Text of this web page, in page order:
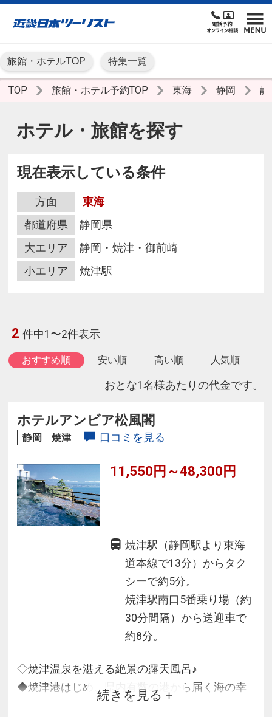
旅館・ホテルTOP 特集一覧
TOP 旅館・ホテル予約TOP 東海 静岡 静
ホテル・旅館を探す
現在表示している条件
方面
東海
都道府県
静岡県
大エリア
静岡・焼津・御前崎
小エリア
焼津駅
2 件中1〜2件表示
おすすめ順 安い順 高い順 人気順
おとな1名様あたりの代金です。
ホテルアンビア松風閣
静岡 焼津 口コミを見る
11,550円～48,300円
焼津駅（静岡駅より東海
道本線で13分）からタク
シーで約5分。
焼津駅南口5番乗り場（約
30分間隔）から送迎車で
約8分。
◇焼津温泉を湛える絶景の露天風呂♪
◆焼津港はじめ、県内有数の港から届く海の幸
を中心としたお料理を
続きを見る